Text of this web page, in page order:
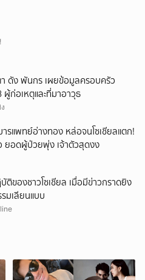
า ดัง พันกร เผยข้อมูลครอบครัว
ผู้ก่อเหตุและที่มาอาวุธ
รแพทย์อ่างทอง หล่อจนโซเชียลแตก!
ยอดผู้ป่วยพุ่ง เจ้าตัวสุดงง
ติของชาวโซเชียล เมื่อมีข่าวกราดยิง
มเลียนแบบ